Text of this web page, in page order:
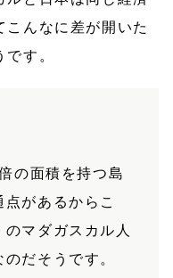
こんなに差が開いた
す。
の面積を持つ島
があるからこ
マダガスカル人
だそうです。